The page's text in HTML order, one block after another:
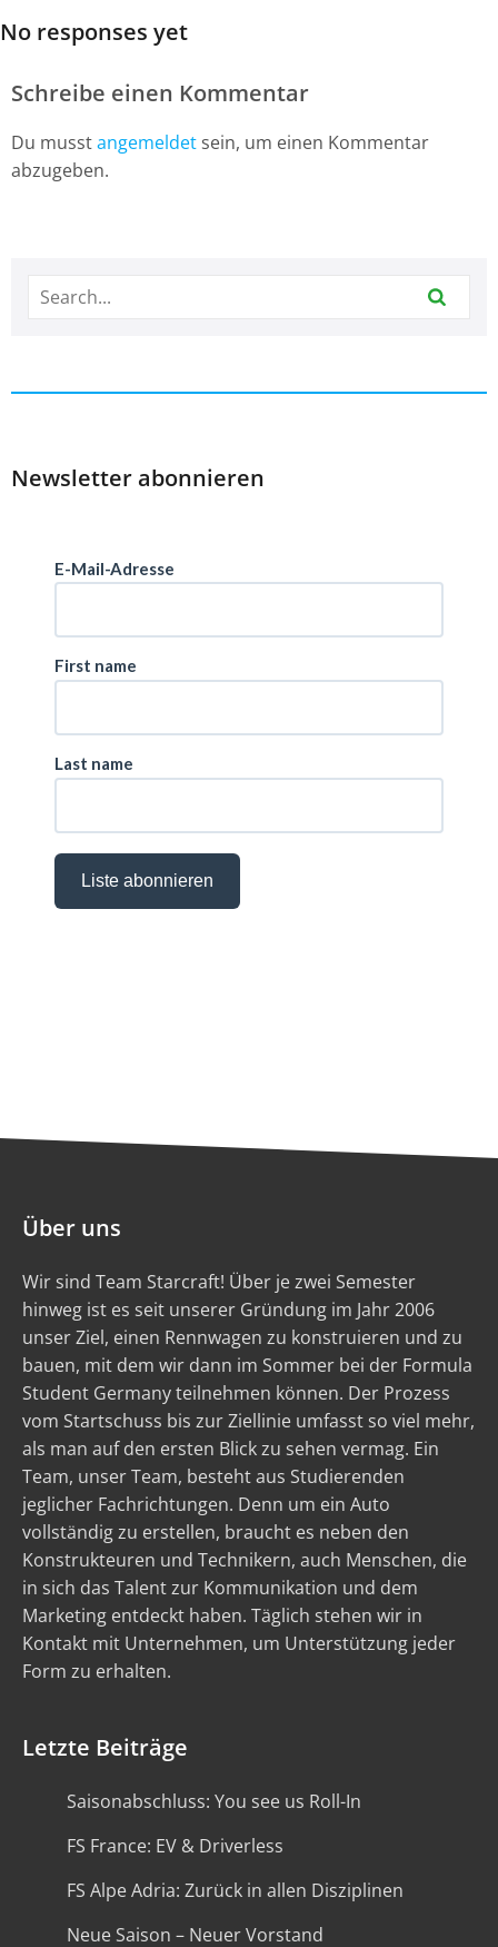
No responses yet
Schreibe einen Kommentar
Du musstangemeldet sein, um einen Kommentar
abzugeben.
Newsletter abonnieren
Über uns
Wir sind Team Starcraft! Über je zwei Semester
hinweg ist es seit unserer Gründung im Jahr 2006
unser Ziel, einen Rennwagen zu konstruieren und zu
bauen, mit dem wir dann im Sommer bei der Formula
Student Germany teilnehmen können. Der Prozess
vom Startschuss bis zur Ziellinie umfasst so viel mehr,
als man auf den ersten Blick zu sehen vermag. Ein
Team, unser Team, besteht aus Studierenden
jeglicher Fachrichtungen. Denn um ein Auto
vollständig zu erstellen, braucht es neben den
Konstrukteuren und Technikern, auch Menschen, die
in sich das Talent zur Kommunikation und dem
Marketing entdeckt haben. Täglich stehen wir in
Kontakt mit Unternehmen, um Unterstützung jeder
Form zu erhalten.
Letzte Beiträge
Saisonabschluss: You see us Roll-In
FS France: EV & Driverless
FS Alpe Adria: Zurück in allen Disziplinen
Neue Saison – Neuer Vorstand